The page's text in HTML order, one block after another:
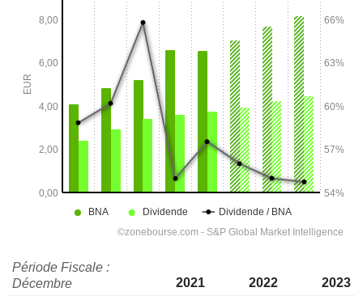
Période Fiscale :
Décembre
2021 2022
2023